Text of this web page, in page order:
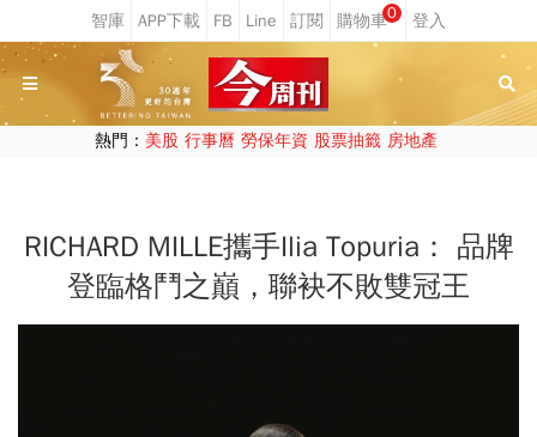
0
熱門： 美股 行事曆 勞保年資 股票抽籤 房地產
RICHARD MILLE攜手Ilia Topuria： 品牌
登臨格鬥之巔，聯袂不敗雙冠王